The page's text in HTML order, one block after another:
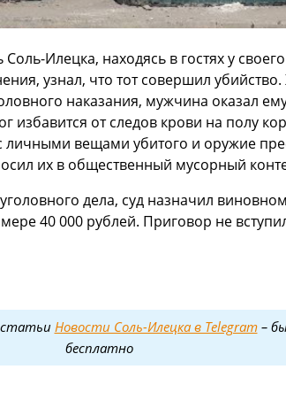
Илецка, находясь в гостях у
узнал, что тот совершил
наказания, мужчина оказал
избавится от следов крови на полу
личными вещами убитого и оружие
их в общественный мусорный
дела, суд назначил
40 000 рублей. Приговор не
Новости Соль-Илецка в Telegram–
бесплатно